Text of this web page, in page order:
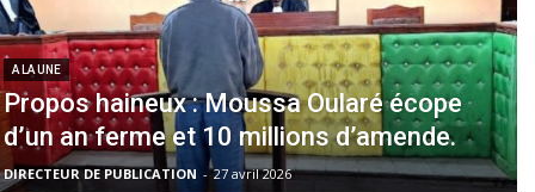
A LA UNE
Propos haineux : Moussa Oularé écope
d’un an ferme et 10 millions d’amende.
DIRECTEUR DE PUBLICATION - 27 avril 2026